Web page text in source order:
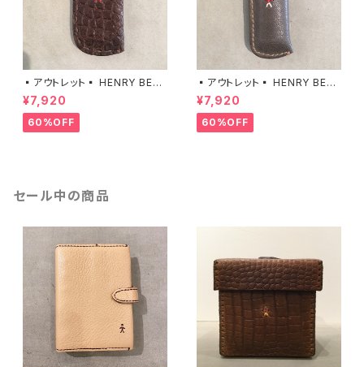
▪️アウトレット▪️ HENRY BEG
UELIN / LIGHTER CASE エン
リーベグリン
¥7,920
60%OFF
▪️アウトレット▪️ HENRY BEG
UELIN / LIGHTER CASE エン
リーベグリン
¥7,920
60%OFF
セール中の商品